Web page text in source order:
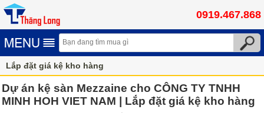
0919.467.868
Lắp đặt giá kệ kho hàng
Dự án kệ sàn Mezzaine cho CÔNG TY TNHH
MINH HOH VIET NAM | Lắp đặt giá kệ kho hàng